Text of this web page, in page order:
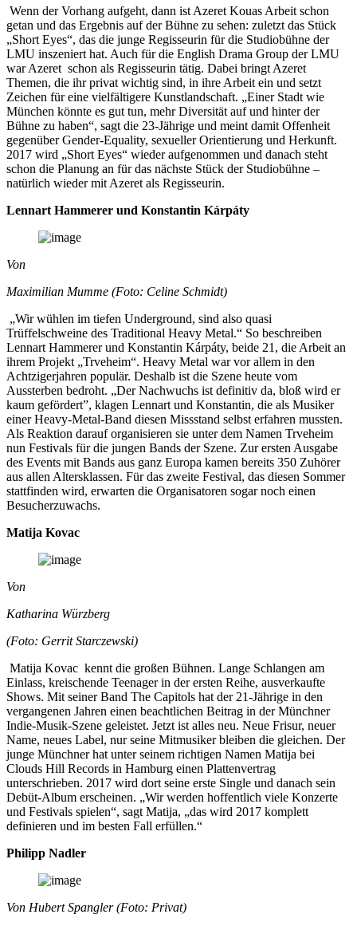
Wenn der Vorhang aufgeht, dann ist Azeret Kouas Arbeit schon
getan und das Ergebnis auf der Bühne zu sehen: zuletzt das Stück
„Short Eyes“, das die junge Regisseurin für die Studiobühne der
LMU inszeniert hat. Auch für die English Drama Group der LMU
war Azeret schon als Regisseurin tätig. Dabei bringt Azeret
Themen, die ihr privat wichtig sind, in ihre Arbeit ein und setzt
Zeichen für eine vielfältigere Kunstlandschaft. „Einer Stadt wie
München könnte es gut tun, mehr Diversität auf und hinter der
Bühne zu haben“, sagt die 23-Jährige und meint damit Offenheit
gegenüber Gender-Equality, sexueller Orientierung und Herkunft.
2017 wird „Short Eyes“ wieder aufgenommen und danach steht
schon die Planung an für das nächste Stück der Studiobühne –
natürlich wieder mit Azeret als Regisseurin.
Lennart Hammerer und Konstantin Kárpáty
Von
Maximilian Mumme (Foto: Celine Schmidt)
„Wir wühlen im tiefen Underground, sind also quasi
Trüffelschweine des Traditional Heavy Metal.“ So beschreiben
Lennart Hammerer und Konstantin Kárpáty, beide 21, die Arbeit an
ihrem Projekt „Trveheim“. Heavy Metal war vor allem in den
Achtzigerjahren populär. Deshalb ist die Szene heute vom
Aussterben bedroht. „Der Nachwuchs ist definitiv da, bloß wird er
kaum gefördert”, klagen Lennart und Konstantin, die als Musiker
einer Heavy-Metal-Band diesen Missstand selbst erfahren mussten.
Als Reaktion darauf organisieren sie unter dem Namen Trveheim
nun Festivals für die jungen Bands der Szene. Zur ersten Ausgabe
des Events mit Bands aus ganz Europa kamen bereits 350 Zuhörer
aus allen Altersklassen. Für das zweite Festival, das diesen Sommer
stattfinden wird, erwarten die Organisatoren sogar noch einen
Besucherzuwachs.
Matija Kovac
Von
Katharina Würzberg
(Foto: Gerrit Starczewski)
Matija Kovac kennt die großen Bühnen. Lange Schlangen am
Einlass, kreischende Teenager in der ersten Reihe, ausverkaufte
Shows. Mit seiner Band The Capitols hat der 21-Jährige in den
vergangenen Jahren einen beachtlichen Beitrag in der Münchner
Indie-Musik-Szene geleistet. Jetzt ist alles neu. Neue Frisur, neuer
Name, neues Label, nur seine Mitmusiker bleiben die gleichen. Der
junge Münchner hat unter seinem richtigen Namen Matija bei
Clouds Hill Records in Hamburg einen Plattenvertrag
unterschrieben. 2017 wird dort seine erste Single und danach sein
Debüt-Album erscheinen. „Wir werden hoffentlich viele Konzerte
und Festivals spielen“, sagt Matija, „das wird 2017 komplett
definieren und im besten Fall erfüllen.“
Philipp Nadler
Von Hubert Spangler (Foto: Privat)